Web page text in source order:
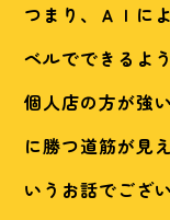
つまり、ＡＩに
ベルでできるよ
個人店の方が強
に勝つ道筋が見
いうお話でござ